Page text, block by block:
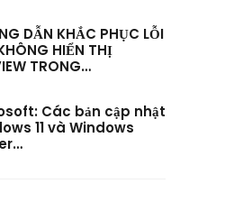
DẪN KHẮC PHỤC LỖI
HIỂN THỊ
TRONG…
Các bản cập nhật
11 và Windows